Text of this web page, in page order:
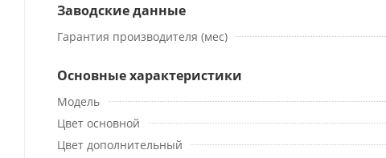
Заводские данные
Гарантия производителя (мес)
Основные характеристики
Модель
Цвет основной
Цвет дополнительный